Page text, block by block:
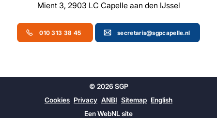
Mient 3, 2903 LC Capelle aan den IJssel
010 313 38 45 secretaris@sgpcapelle.nl
© 2026 SGP
Cookies Privacy ANBI Sitemap English
EenWebNLsite